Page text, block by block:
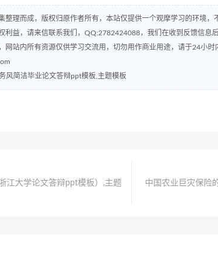
整理而成，版权归原作者所有，本站仅提供一个观摩学习的环境，
利益，请来信联系我们，QQ:2782424088，我们在收到反馈信息
网站内所有资源仅供学习交流用，切勿用作商业用途，请于24小时
风简洁毕业论文答辩ppt模板,主题模板
江大学论文答辩ppt模板）,主题
中国农业巨灾保险